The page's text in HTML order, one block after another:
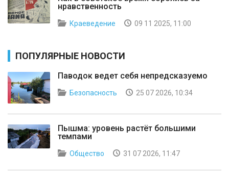
нравственность
Краеведение 09 11 2025, 11:00
ПОПУЛЯРНЫЕ НОВОСТИ
Паводок ведет себя непредсказуемо
Безопасность 25 07 2026, 10:34
Пышма: уровень растёт большими
темпами
Общество 31 07 2026, 11:47